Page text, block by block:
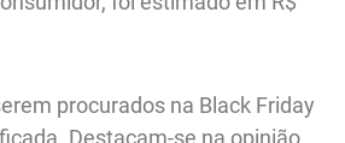
procurados na Black Friday
Destacam-se na opinião